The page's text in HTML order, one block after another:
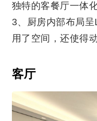
独特的客餐厅一体化
3、厨房内部布局呈
用了空间，还使得
客厅